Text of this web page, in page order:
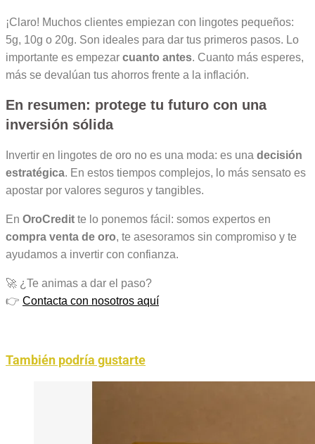
¡Claro! Muchos clientes empiezan con lingotes pequeños:
5g, 10g o 20g. Son ideales para dar tus primeros pasos. Lo
importante es empezar cuanto antes. Cuanto más esperes,
más se devalúan tus ahorros frente a la inflación.
En resumen: protege tu futuro con una
inversión sólida
Invertir en lingotes de oro no es una moda: es una decisión
estratégica. En estos tiempos complejos, lo más sensato es
apostar por valores seguros y tangibles.
En OroCredit te lo ponemos fácil: somos expertos en
compra venta de oro, te asesoramos sin compromiso y te
ayudamos a invertir con confianza.
🚀 ¿Te animas a dar el paso?
👉 Contacta con nosotros aquí
También podría gustarte